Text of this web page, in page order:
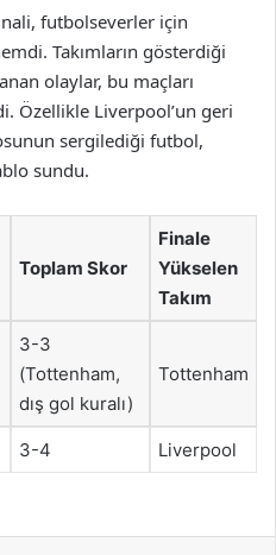
futbolseverler için
Takımların gösterdiği
olaylar, bu maçları
Özellikle Liverpool’un geri
sergilediği futbol,
sundu.
Toplam Skor
Finale
Yükselen
Takım
3-3
(Tottenham,
dış gol kuralı)
Tottenham
3-4 Liverpool